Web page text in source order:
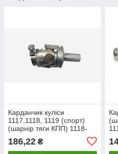
Карданчик куліси
1117,1118, 1119 (спорт)
(шарнір тяги КПП) 1118-
186,22 ₴